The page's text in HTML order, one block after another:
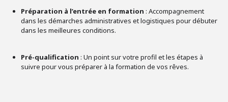
Préparation à l’entrée en formation : Accompagnement
dans les démarches administratives et logistiques pour débuter
dans les meilleures conditions.
Pré-qualification : Un point sur votre profil et les étapes à
suivre pour vous préparer à la formation de vos rêves.